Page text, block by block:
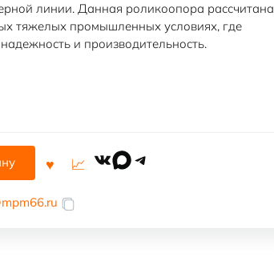
линии. Данная роликоопора рассчитана
тяжелых промышленных условиях, где
и производительность.
VKMAXTelegram